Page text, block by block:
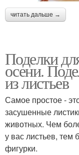
читать дальше →
Поделки
осени.
из листьев
Самое простое -
засушенные
животных. Чем
у вас листьев, тем
фигурки.